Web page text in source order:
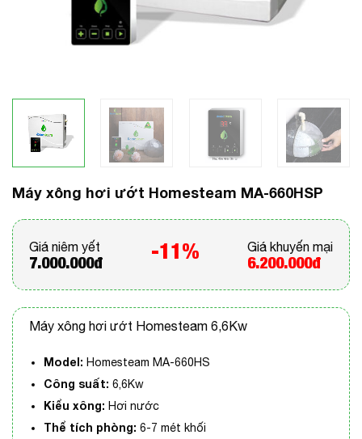
Máy xông hơi ướt Homesteam MA-660HSP
Giá niêm yết
7.000.000đ -11% Giá khuyến mại
6.200.000đ
Máy xông hơi ướt Homesteam 6,6Kw
Model: Homesteam MA-660HS
Công suất: 6,6Kw
Kiểu xông: Hơi nước
Thể tích phòng: 6-7 mét khối